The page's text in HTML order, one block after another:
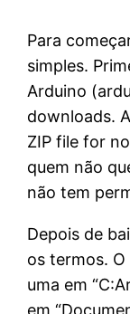
Para
simples.
Arduino
downloads.
ZIP file for
quem não
não tem
Depois de
os termos.
uma em
em